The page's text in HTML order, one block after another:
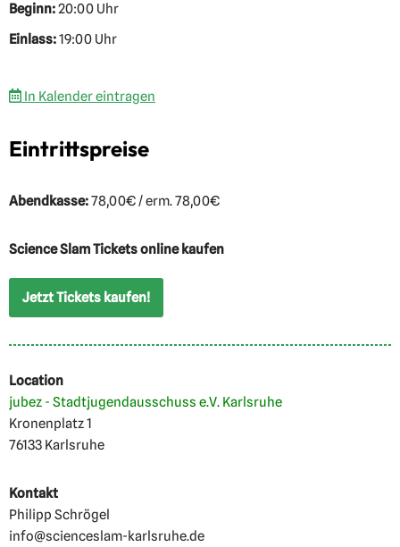
Beginn:20:00 Uhr
Einlass:19:00 Uhr
In Kalender eintragen
Eintrittspreise
Abendkasse:78,00€ / erm. 78,00€
Science Slam Tickets online kaufen
Jetzt Tickets kaufen!
Location
jubez - Stadtjugendausschuss e.V. Karlsruhe
Kronenplatz 1
76133 Karlsruhe
Kontakt
Philipp Schrögel
info@scienceslam-karlsruhe.de